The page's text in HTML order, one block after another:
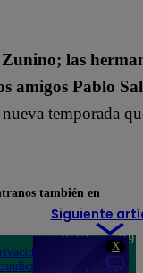
X
las
amigos Pablo
temporada
Siguiente
también en
Teléfono: 219
Av. San